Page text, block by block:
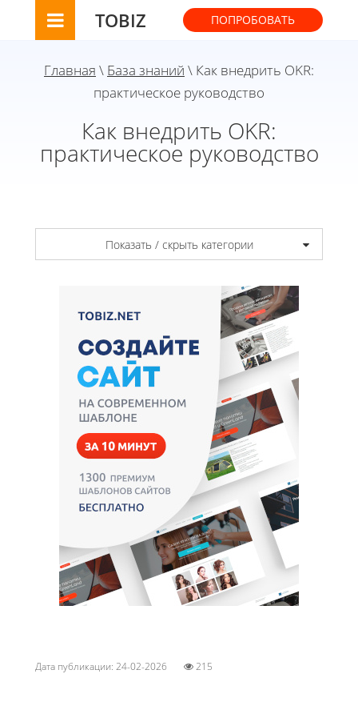
TOBIZ ПОПРОБОВАТЬ
Главная \ База знаний \ Как внедрить OKR:
практическое руководство
Как внедрить OKR:
практическое руководство
Показать / скрыть категории
Дата публикации: 24-02-2026 215